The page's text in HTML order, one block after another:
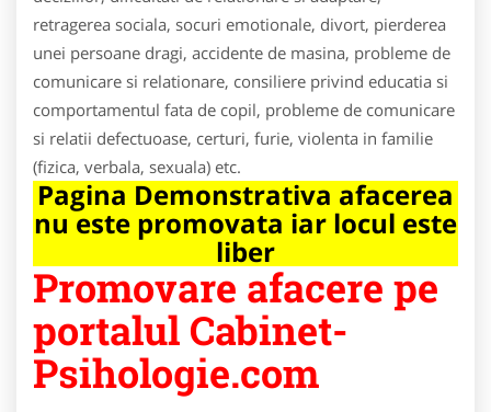
retragerea sociala, socuri emotionale, divort, pierderea
unei persoane dragi, accidente de masina, probleme de
comunicare si relationare, consiliere privind educatia si
comportamentul fata de copil, probleme de comunicare
si relatii defectuoase, certuri, furie, violenta in familie
(fizica, verbala, sexuala) etc.
Pagina Demonstrativa afacerea
nu este promovata iar locul este
liber
Promovare afacere pe
portalul Cabinet-
Psihologie.com